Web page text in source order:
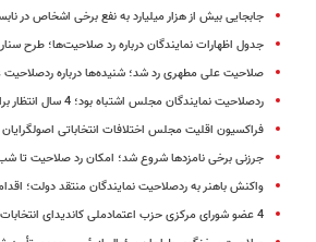
جابجایی بیش از هزار میلیارد به نفع برخی اشخاص در
جدول اظهارات نمایندگان درباره رد صلاحیت‌ها؛ طرح
صلاحیت علی مطهری رد شد؛ شنیده‌ها درباره ردصلاحیت
ردصلاحیت نمایندگان مجلس اشتباه بود؛ 4 سال انتظار برای یک طرح
فراکسیون اقلیت مجلس اختلافات انتخاباتی اصولگرایان
جرزنی برخی نامزدها شروع شد؛ امکان رد صلاحیت تا شب
واکنش باهنر به ردصلاحیت نمایندگان منتقد دولت؛
4 عضو شورای مرکزی حزب اعتمادملی کاندیدای انتخابات هستند